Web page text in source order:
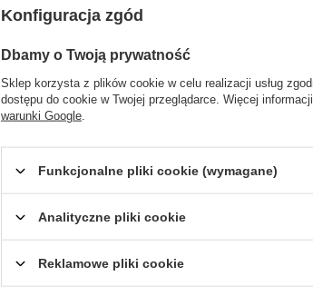
Konfiguracja zgód
Dbamy o Twoją prywatność
Sklep korzysta z plików cookie w celu realizacji usług
dostępu do cookie w Twojej przeglądarce. Więcej
warunki Google
Funkcjonalne pliki cookie (wymagane)
Analityczne pliki cookie
Reklamowe pliki cookie